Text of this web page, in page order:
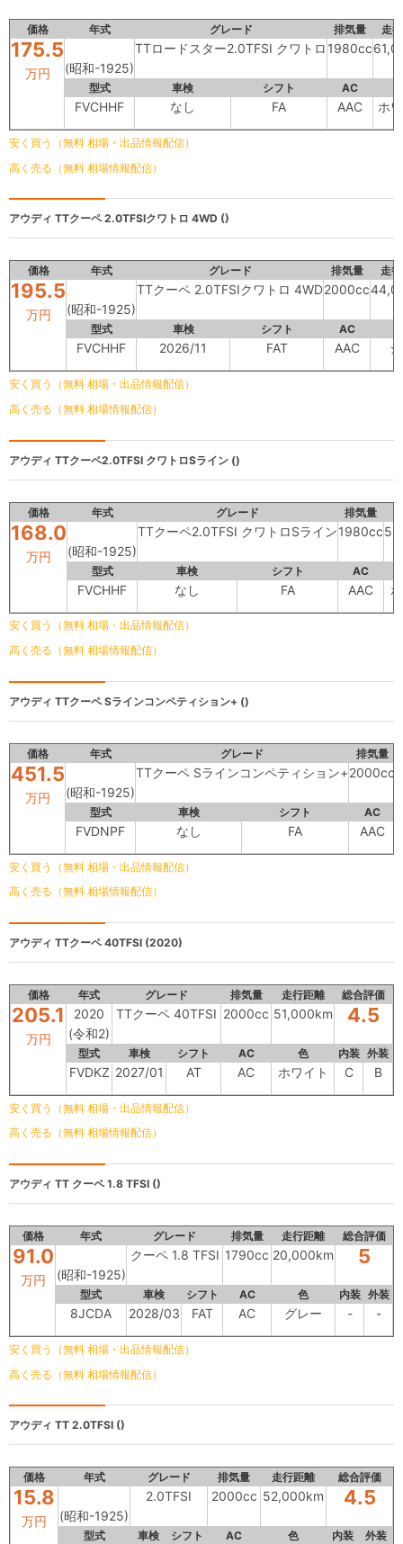
価格 年式 グレード 排気量 走
175.5
万円 (昭和-1925)
TTロードスター2.0TFSI クワトロ 1980cc
型式 車検 シフト AC
FVCHHF なし FA AAC ホ
安く買う（無料 相場・出品情報配信）
高く売る（無料 相場情報配信）
アウディ TTクーペ 2.0TFSIクワトロ 4WD ()
価格 年式 グレード 排気量 走
195.5
万円 (昭和-1925)
TTクーペ 2.0TFSIクワトロ 4WD2000cc
型式 車検 シフト AC
FVCHHF 2026/11 FAT AAC
安く買う（無料 相場・出品情報配信）
高く売る（無料 相場情報配信）
アウディ TTクーペ2.0TFSI クワトロSライン ()
価格 年式 グレード 排気量
168.0
万円 (昭和-1925)
TTクーペ2.0TFSI クワトロSライン1980cc
型式 車検 シフト AC
FVCHHF なし FA AAC
安く買う（無料 相場・出品情報配信）
高く売る（無料 相場情報配信）
アウディ TTクーペ Sラインコンペティション+ ()
価格 年式 グレード 排気量
451.5
万円 (昭和-1925)
TTクーペ Sラインコンペティション+2000cc
型式 車検 シフト AC
FVDNPF なし FA AAC
安く買う（無料 相場・出品情報配信）
高く売る（無料 相場情報配信）
アウディ TTクーペ 40TFSI (2020)
価格 年式 グレード 排気量 走行距離 総合評価
205.1
万円
2020
(令和2)
TTクーペ 40TFSI 2000cc 51,000km 4.5
型式 車検 シフト AC 色 内装 外装
FVDKZ 2027/01 AT AC ホワイト C B
安く買う（無料 相場・出品情報配信）
高く売る（無料 相場情報配信）
アウディ TT クーペ 1.8 TFSI ()
価格 年式 グレード 排気量 走行距離 総合評価
91.0
万円 (昭和-1925)
クーペ 1.8 TFSI 1790cc 20,000km 5
型式 車検 シフト AC 色 内装 外装
8JCDA 2028/03 FAT AC グレー - -
安く買う（無料 相場・出品情報配信）
高く売る（無料 相場情報配信）
アウディ TT 2.0TFSI ()
価格 年式 グレード 排気量 走行距離 総合評価
15.8
万円 (昭和-1925)
2.0TFSI 2000cc 52,000km 4.5
型式 車検 シフト AC 色 内装 外装